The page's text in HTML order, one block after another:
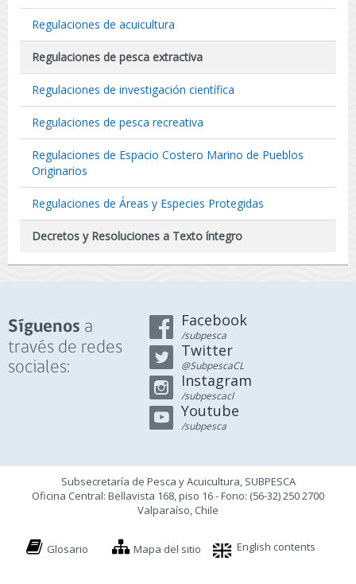
Regulaciones de acuicultura
Regulaciones de pesca extractiva
Regulaciones de investigación científica
Regulaciones de pesca recreativa
Regulaciones de Espacio Costero Marino de Pueblos
Originarios
Regulaciones de Áreas y Especies Protegidas
Decretos y Resoluciones a Texto íntegro
Síguenos a
través de redes
sociales:
Facebook
/subpesca
Twitter
@SubpescaCL
Instagram
/subpescacl
Youtube
/subpesca
Subsecretaría de Pesca y Acuicultura, SUBPESCA
Oficina Central: Bellavista 168, piso 16 - Fono: (56-32) 250 2700
Valparaíso, Chile
Glosario Mapa del sitio English contents